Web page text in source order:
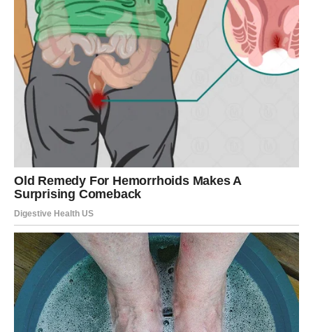
Slobodni Lavovi mogu imati snažan flert i situaciju u kojoj
shvate da su nekome „tiha želja“.
Nedelja:
Nedelja donosi smirenje i lep trenutak priznanja. Možeš
osetiti da ti se vraća samopouzdanje. Odličan dan za
planiranje i donošenje odluke vezane za posao ili
finansije.
Novac:Dolazi prilika da se nešto pametno uloži ili
isplanira.
Savet vikenda:
srce.
DEVICA
Subota: